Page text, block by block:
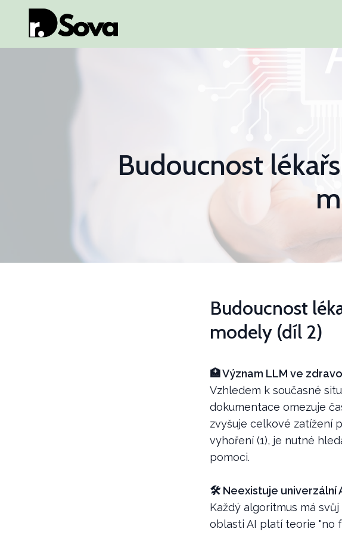
Budoucnost
Budoucnost
modely (díl 2)
🏥 Význam LLM ve
Vzhledem k současné
dokumentace omezuje
zvyšuje celkové zatížení
vyhoření (1), je nutné
pomoci.
🛠️ Neexistuje univerzální
Každý algoritmus má
oblasti AI platí teorie "no